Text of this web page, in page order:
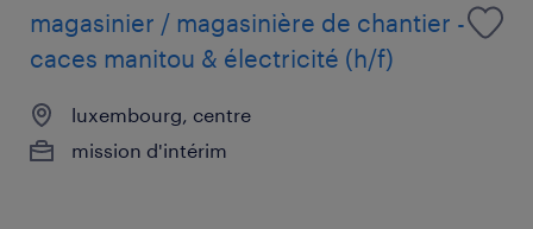
magasinier / magasinière de chantier -
caces manitou & électricité (h/f)
luxembourg, centre
mission d'intérim